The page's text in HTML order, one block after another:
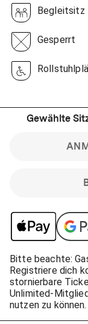
Begleitsitz
Gesperrt
Gewählte
Bitte beachte:
Registriere dich
stornierbare
Unlimited-
nutzen zu können.